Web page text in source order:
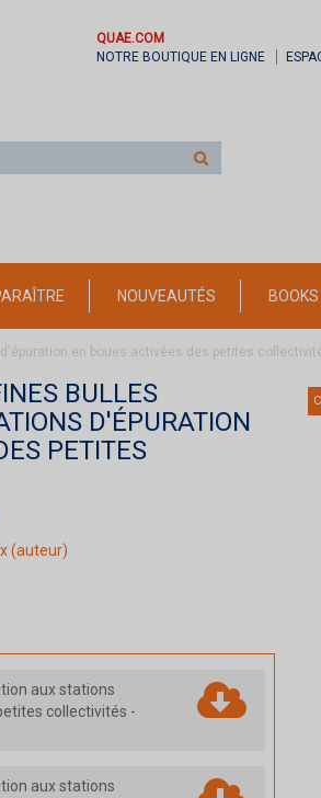
QUAE.COM
NOTRE BOUTIQUE EN LIGNE
sur
NOUVEAUTÉS BOOKS
en boues activées des petites
BULLES
D'ÉPURATION
PETITES
(auteur)
aux stations
collectivités -
aux stations